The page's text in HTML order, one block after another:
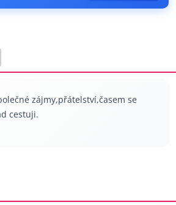
zájmy,přátelství,časem se
cestuji.